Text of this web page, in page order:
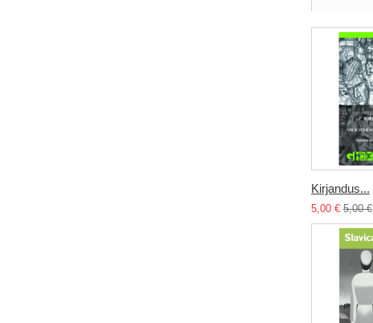
Kirjandus...
5,00 € 5,00 €